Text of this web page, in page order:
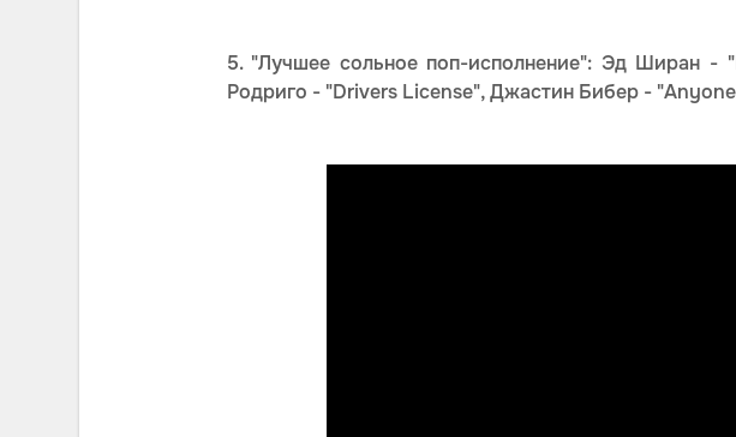
5. "Лучшее сольное поп-исполнение": Эд Ширан -
Родриго - "Drivers License", Джастин Бибер -